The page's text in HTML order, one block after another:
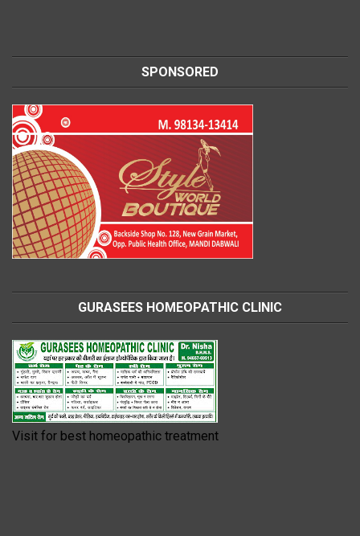
SPONSORED
GURASEES HOMEOPATHIC CLINIC
Visit for best homeopathic treatment